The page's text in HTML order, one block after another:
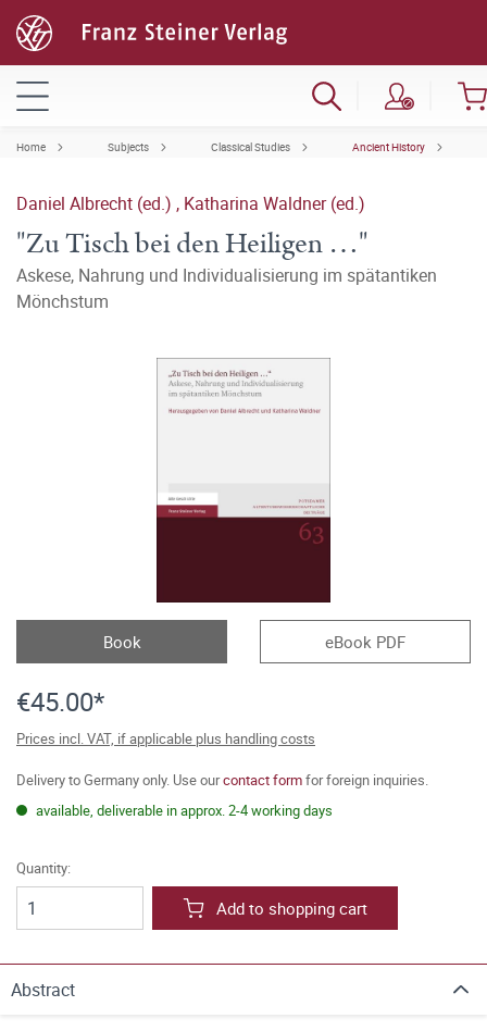
Home Subjects Classical Studies Ancient History
Daniel Albrecht (ed.) , Katharina Waldner (ed.)
"Zu Tisch bei den Heiligen …"
Askese, Nahrung und Individualisierung im spätantiken
Mönchstum
Book eBook PDF
€45.00*
Prices incl. VAT, if applicable plus handling costs
Delivery to Germany only. Use ourcontact formfor foreign inquiries.
available, deliverable in approx. 2-4 working days
Quantity:
Add to shopping cart
Abstract